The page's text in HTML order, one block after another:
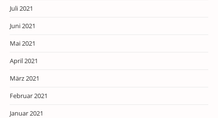
Juli 2021
Juni 2021
Mai 2021
April 2021
März 2021
Februar 2021
Januar 2021